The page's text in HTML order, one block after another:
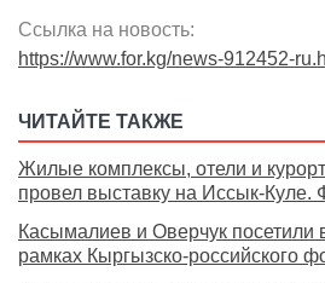
Ссылка на новость:
https://www.for.kg/news-912452-
ЧИТАЙТЕ ТАКЖЕ
Жилые комплексы, отели и
провел выставку на Иссык-Куле.
Касымалиев и Оверчук посетили
рамках Кыргызско-российского